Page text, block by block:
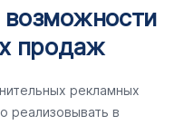
продаж
рекламных
реализовывать в